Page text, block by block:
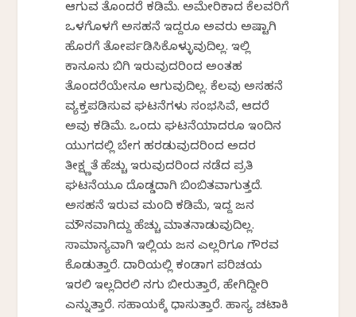
ಆಗುವ ತೊಂದರೆ ಕಡಿಮೆ. ಅಮೇರಿಕಾದ ಕೆಲವರಿಗೆ
ಒಳಗೊಳಗೆ ಅಸಹನೆ ಇದ್ದರೂ ಅವರು ಅಷ್ಟಾಗಿ
ಹೊರಗೆ ತೋರ್ಪಡಿಸಿಕೊಳ್ಳುವುದಿಲ್ಲ. ಇಲ್ಲಿ
ಕಾನೂನು ಬಿಗಿ ಇರುವುದರಿಂದ ಅಂತಹ
ತೊಂದರೆಯೇನೂ ಆಗುವುದಿಲ್ಲ. ಕೆಲವು ಅಸಹನೆ
ವ್ಯಕ್ತಪಡಿಸುವ ಘಟನೆಗಳು ಸಂಭವಿಸಿವೆ, ಆದರೆ
ಅವು ಕಡಿಮೆ. ಒಂದು ಘಟನೆಯಾದರೂ ಇಂದಿನ
ಯುಗದಲ್ಲಿ ಬೇಗ ಹರಡುವುದರಿಂದ ಅದರ
ತೀಕ್ಷ್ಣತೆ ಹೆಚ್ಚು ಇರುವುದರಿಂದ ನಡೆದ ಪ್ರತಿ
ಘಟನೆಯೂ ದೊಡ್ಡದಾಗಿ ಬಿಂಬಿತವಾಗುತ್ತದೆ.
ಅಸಹನೆ ಇರುವ ಮಂದಿ ಕಡಿಮೆ, ಇದ್ದ ಜನ
ಮೌನವಾಗಿದ್ದು ಹೆಚ್ಚು ಮಾತನಾಡುವುದಿಲ್ಲ.
ಸಾಮಾನ್ಯವಾಗಿ ಇಲ್ಲಿಯ ಜನ ಎಲ್ಲರಿಗೂ ಗೌರವ
ಕೊಡುತ್ತಾರೆ. ದಾರಿಯಲ್ಲಿ ಕಂಡಾಗ ಪರಿಚಯ
ಇರಲಿ ಇಲ್ಲದಿರಲಿ ನಗು ಬೀರುತ್ತಾರೆ, ಹೇಗಿದ್ದೀರಿ
ಎನ್ನುತ್ತಾರೆ. ಸಹಾಯಕ್ಕೆ ಧಾವಿಸುತ್ತಾರೆ. ಹಾಸ್ಯ ಚಟಾಕಿ